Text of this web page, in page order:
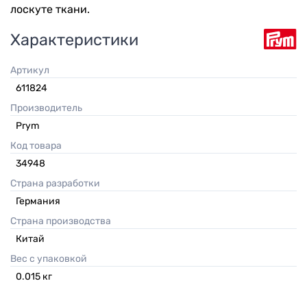
лоскуте ткани.
Характеристики
Артикул
611824
Производитель
Prym
Код товара
34948
Страна разработки
Германия
Страна производства
Китай
Вес с упаковкой
0.015 кг